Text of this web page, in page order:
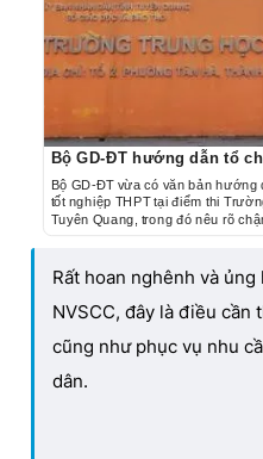
Bộ GD-ĐT vừa có văn bản hướng
tốt nghiệp THPT tại điểm thi
Tuyên Quang, trong đó nêu rõ
19.8, địa phương phải công bố kết
Rất hoan nghênh và
NVSCC, đây là điều
cũng như phục vụ nhu
dân.